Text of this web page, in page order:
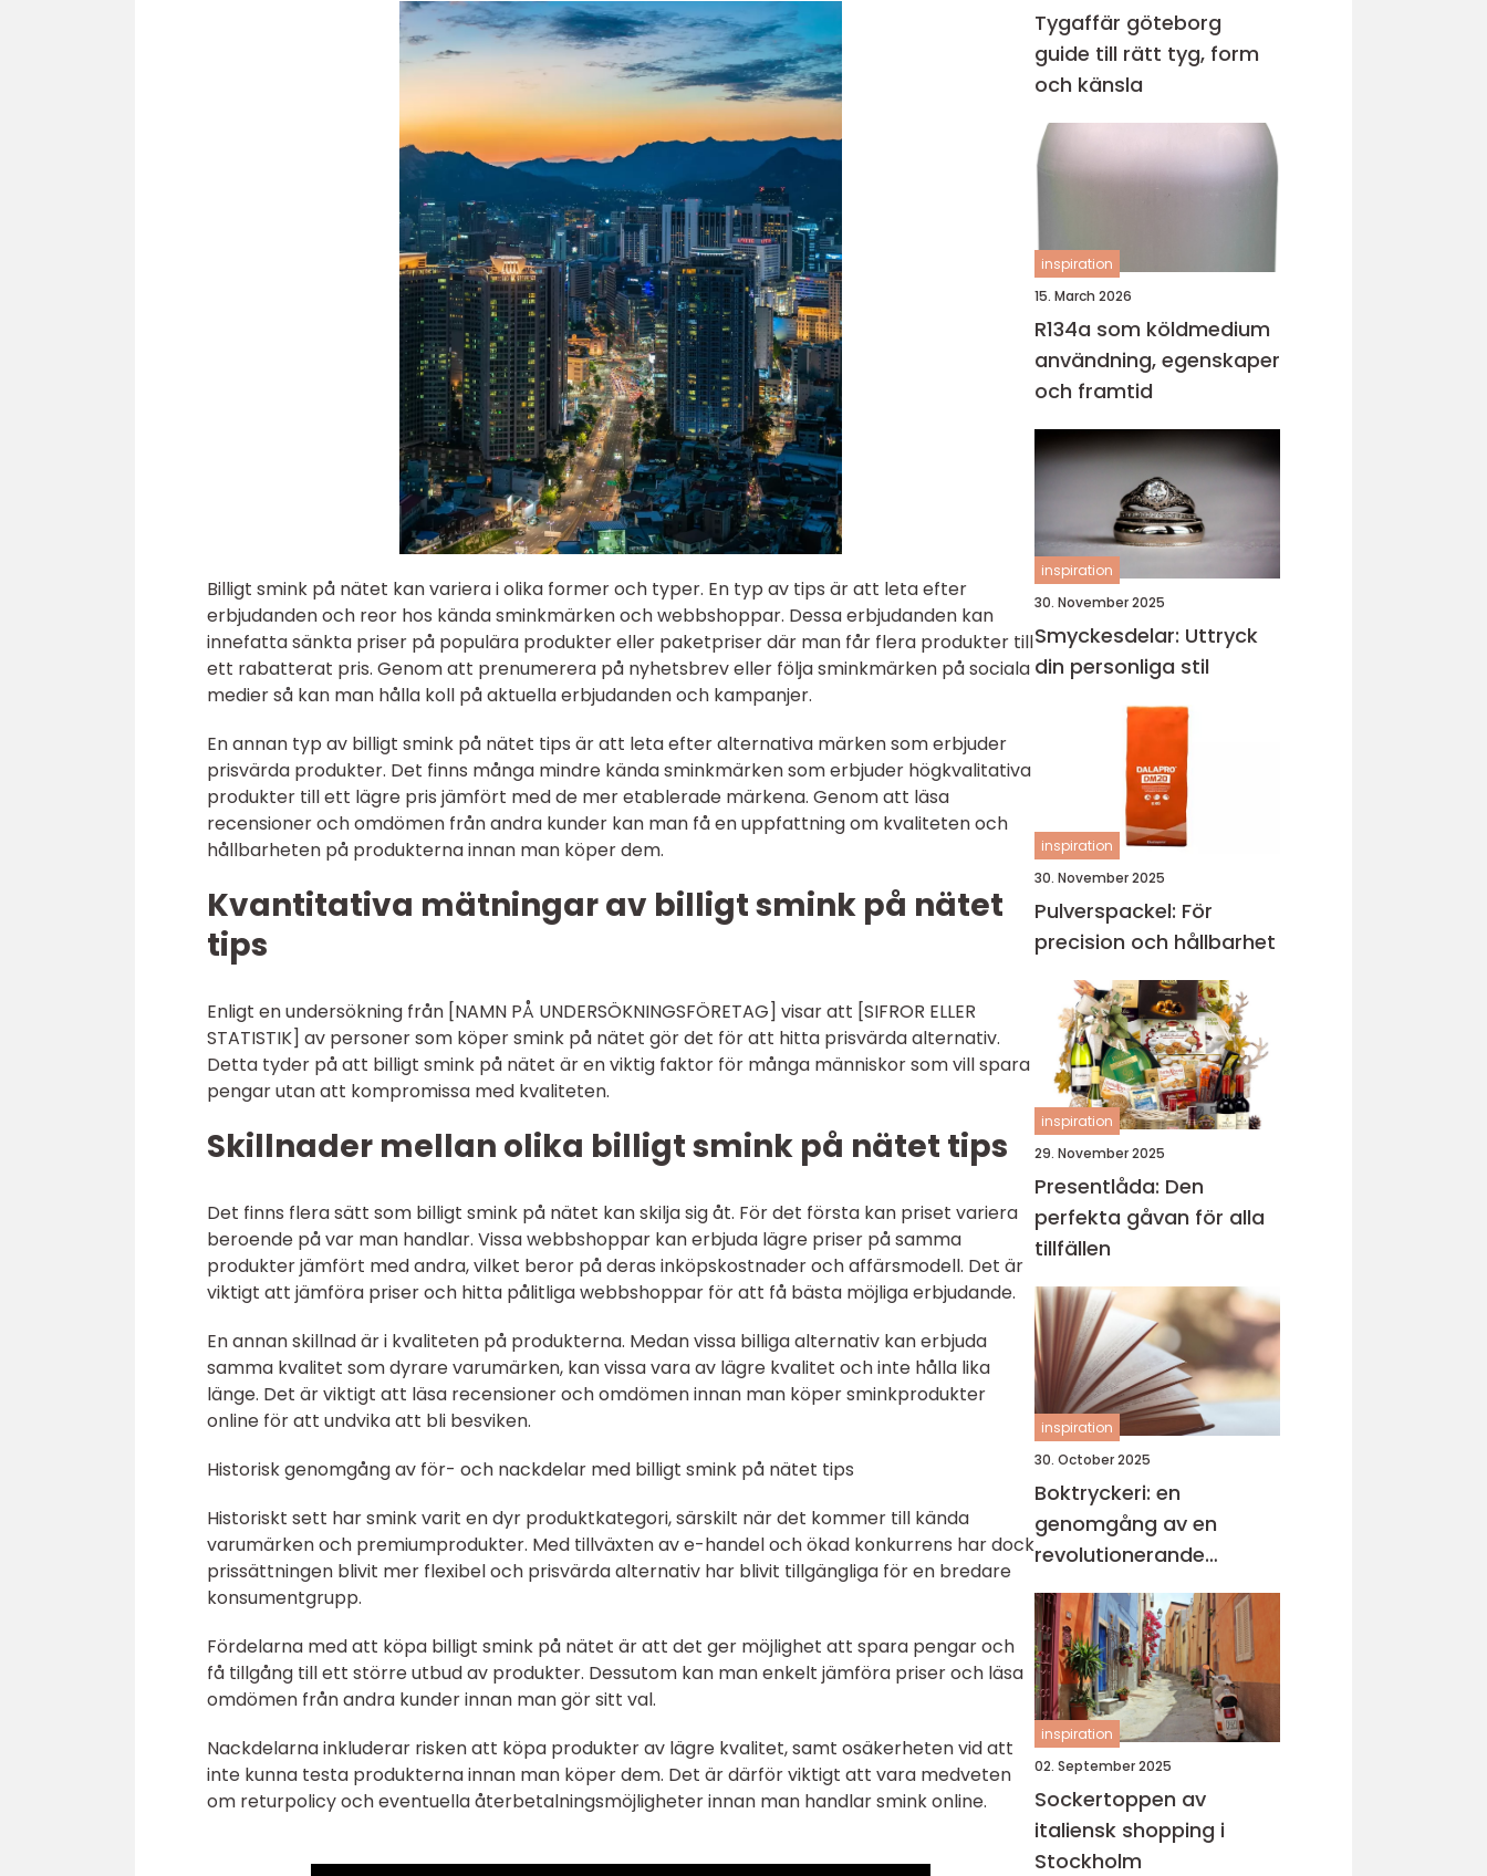
Billigt smink på nätet kan variera i olika former och typer. En typ av tips är att leta efter
erbjudanden och reor hos kända sminkmärken och webbshoppar. Dessa erbjudanden kan
innefatta sänkta priser på populära produkter eller paketpriser där man får flera produkter till
ett rabatterat pris. Genom att prenumerera på nyhetsbrev eller följa sminkmärken på sociala
medier så kan man hålla koll på aktuella erbjudanden och kampanjer.
En annan typ av billigt smink på nätet tips är att leta efter alternativa märken som erbjuder
prisvärda produkter. Det finns många mindre kända sminkmärken som erbjuder högkvalitativa
produkter till ett lägre pris jämfört med de mer etablerade märkena. Genom att läsa
recensioner och omdömen från andra kunder kan man få en uppfattning om kvaliteten och
hållbarheten på produkterna innan man köper dem.
Kvantitativa mätningar av billigt smink på nätet
tips
Enligt en undersökning från [NAMN PÅ UNDERSÖKNINGSFÖRETAG] visar att [SIFROR ELLER
STATISTIK] av personer som köper smink på nätet gör det för att hitta prisvärda alternativ.
Detta tyder på att billigt smink på nätet är en viktig faktor för många människor som vill spara
pengar utan att kompromissa med kvaliteten.
Skillnader mellan olika billigt smink på nätet tips
Det finns flera sätt som billigt smink på nätet kan skilja sig åt. För det första kan priset variera
beroende på var man handlar. Vissa webbshoppar kan erbjuda lägre priser på samma
produkter jämfört med andra, vilket beror på deras inköpskostnader och affärsmodell. Det är
viktigt att jämföra priser och hitta pålitliga webbshoppar för att få bästa möjliga erbjudande.
En annan skillnad är i kvaliteten på produkterna. Medan vissa billiga alternativ kan erbjuda
samma kvalitet som dyrare varumärken, kan vissa vara av lägre kvalitet och inte hålla lika
länge. Det är viktigt att läsa recensioner och omdömen innan man köper sminkprodukter
online för att undvika att bli besviken.
Historisk genomgång av för- och nackdelar med billigt smink på nätet tips
Historiskt sett har smink varit en dyr produktkategori, särskilt när det kommer till kända
varumärken och premiumprodukter. Med tillväxten av e-handel och ökad konkurrens har dock
prissättningen blivit mer flexibel och prisvärda alternativ har blivit tillgängliga för en bredare
konsumentgrupp.
Fördelarna med att köpa billigt smink på nätet är att det ger möjlighet att spara pengar och
få tillgång till ett större utbud av produkter. Dessutom kan man enkelt jämföra priser och läsa
omdömen från andra kunder innan man gör sitt val.
Nackdelarna inkluderar risken att köpa produkter av lägre kvalitet, samt osäkerheten vid att
inte kunna testa produkterna innan man köper dem. Det är därför viktigt att vara medveten
om returpolicy och eventuella återbetalningsmöjligheter innan man handlar smink online.
Tygaffär göteborg
guide till rätt tyg, form
och känsla
inspiration
15. March 2026
R134a som köldmedium
användning, egenskaper
och framtid
inspiration
30. November 2025
Smyckesdelar: Uttryck
din personliga stil
inspiration
30. November 2025
Pulverspackel: För
precision och hållbarhet
inspiration
29. November 2025
Presentlåda: Den
perfekta gåvan för alla
tillfällen
inspiration
30. October 2025
Boktryckeri: en
genomgång av en
revolutionerande
teknologi
inspiration
02. September 2025
Sockertoppen av
italiensk shopping i
Stockholm